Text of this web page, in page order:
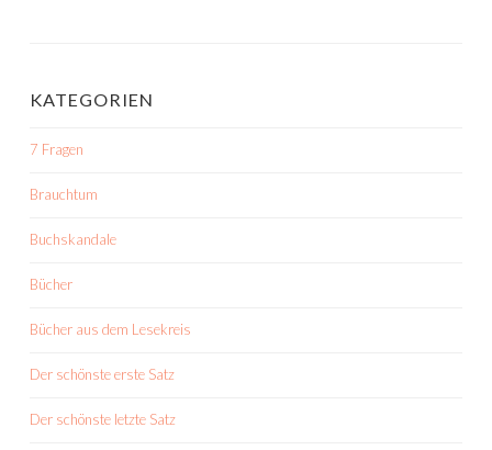
KATEGORIEN
7 Fragen
Brauchtum
Buchskandale
Bücher
Bücher aus dem Lesekreis
Der schönste erste Satz
Der schönste letzte Satz